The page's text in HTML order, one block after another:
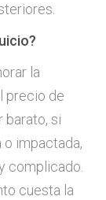
la
precio de
barato, si
o impactada,
complicado.
cuesta la